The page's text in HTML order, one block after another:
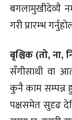
बगलामुखीदेव्यै
गरी प्रारम्भ
बृश्चिक (तो, ना,
सँगीसाथी वा
कुनै काम सम्पन्न
पक्षसमेत सुदृढ